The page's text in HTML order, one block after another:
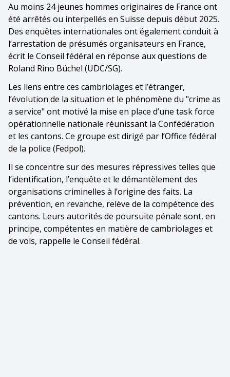
Au moins 24 jeunes hommes originaires de France ont
été arrêtés ou interpellés en Suisse depuis début 2025.
Des enquêtes internationales ont également conduit à
l’arrestation de présumés organisateurs en France,
écrit le Conseil fédéral en réponse aux questions de
Roland Rino Büchel (UDC/SG).
Les liens entre ces cambriolages et l’étranger,
l’évolution de la situation et le phénomène du "crime as
a service" ont motivé la mise en place d’une task force
opérationnelle nationale réunissant la Confédération
et les cantons. Ce groupe est dirigé par l’Office fédéral
de la police (Fedpol).
Il se concentre sur des mesures répressives telles que
l’identification, l’enquête et le démantèlement des
organisations criminelles à l’origine des faits. La
prévention, en revanche, relève de la compétence des
cantons. Leurs autorités de poursuite pénale sont, en
principe, compétentes en matière de cambriolages et
de vols, rappelle le Conseil fédéral.